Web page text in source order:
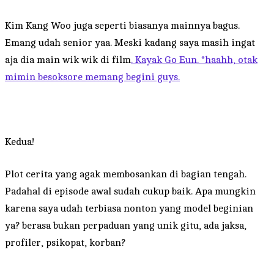
Kim Kang Woo juga seperti biasanya mainnya bagus.
Emang udah senior yaa. Meski kadang saya masih ingat
aja dia main wik wik di film. Kayak Go Eun. *haahh, otak
mimin besoksore memang begini guys.
Kedua!
Plot cerita yang agak membosankan di bagian tengah.
Padahal di episode awal sudah cukup baik. Apa mungkin
karena saya udah terbiasa nonton yang model beginian
ya? berasa bukan perpaduan yang unik gitu, ada jaksa,
profiler, psikopat, korban?